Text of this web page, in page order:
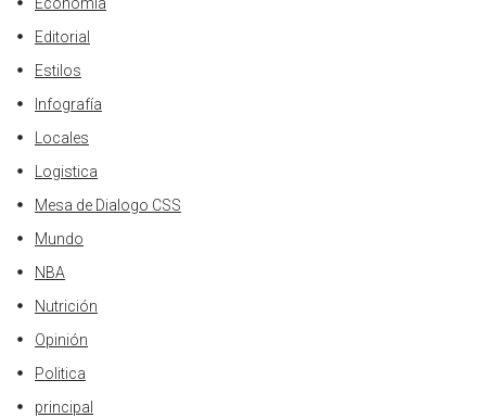
Economía
Editorial
Estilos
Infografía
Locales
Logistica
Mesa de Dialogo CSS
Mundo
NBA
Nutrición
Opinión
Politica
principal